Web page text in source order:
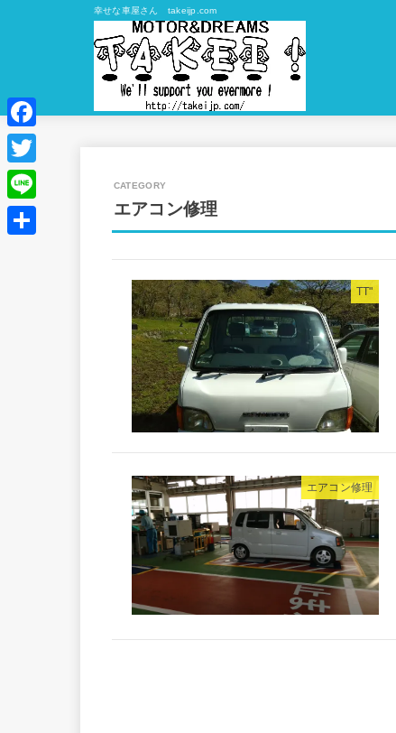
幸せな車屋さん takeijp.com
エアコン修理
TT"
エアコン修理
Facebook
Twitter
Line